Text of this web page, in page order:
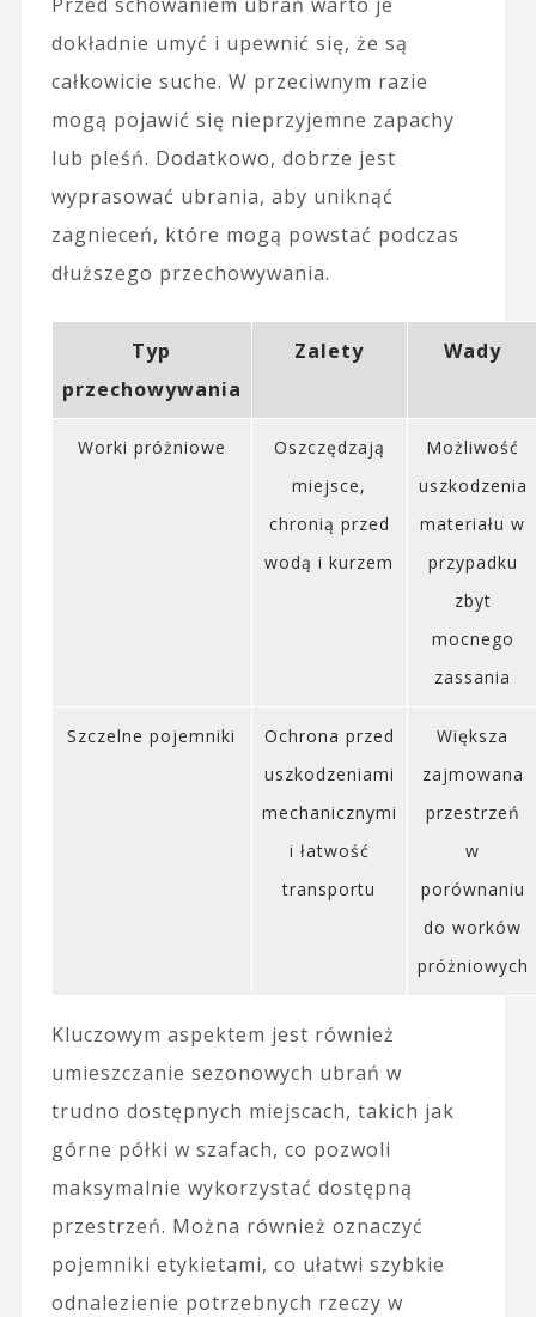
dokładnie umyć i upewnić się, że są
całkowicie suche. W przeciwnym razie
mogą pojawić się nieprzyjemne zapachy
lub pleśń. Dodatkowo, dobrze jest
wyprasować ubrania, aby uniknąć
zagnieceń, które mogą powstać podczas
dłuższego przechowywania.
Typ
przechowywania
Zalety Wady
Worki próżniowe
Oszczędzają
miejsce,
chronią przed
wodą i kurzem
Możliwość
uszkodzenia
materiału w
przypadku
zbyt
mocnego
zassania
Szczelne pojemniki
Ochrona przed
uszkodzeniami
mechanicznymi
i łatwość
transportu
Większa
zajmowana
przestrzeń
w
porównaniu
do worków
próżniowych
Kluczowym aspektem jest również
umieszczanie sezonowych ubrań w
trudno dostępnych miejscach, takich jak
górne półki w szafach, co pozwoli
maksymalnie wykorzystać dostępną
przestrzeń. Można również oznaczyć
pojemniki etykietami, co ułatwi szybkie
odnalezienie potrzebnych rzeczy w